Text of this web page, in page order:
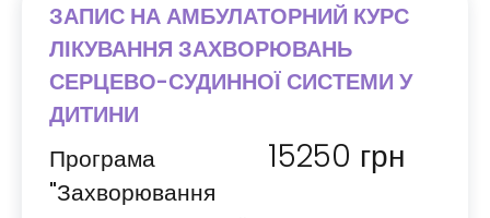
ЗАПИС НА АМБУЛАТОРНИЙ КУРС
ЛІКУВАННЯ ЗАХВОРЮВАНЬ
СЕРЦЕВО-СУДИННОЇ СИСТЕМИ У
ДИТИНИ
Програма
"Захворювання
15250 грн